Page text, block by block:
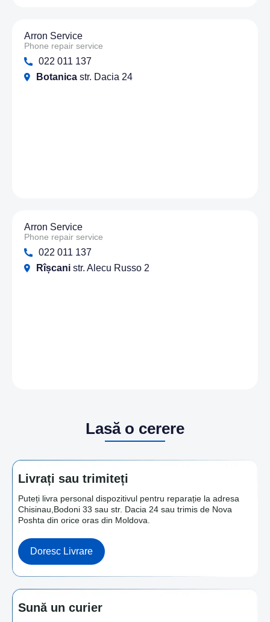
Arron Service
Phone repair service
022 011 137
Botanica str. Dacia 24
Arron Service
Phone repair service
022 011 137
Rîșcani str. Alecu Russo 2
Lasă o cerere
Livrați sau trimiteți
Puteți livra personal dispozitivul pentru reparație la adresa
Chisinau,Bodoni 33 sau str. Dacia 24 sau trimis de Nova
Poshta din orice oras din Moldova.
Doresc Livrare
Sună un curier